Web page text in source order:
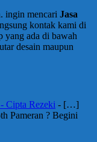
ingin mencari Jasa
kontak kami di
yang ada di bawah
desain maupun
Cipta Rezeki - […]
Pameran ? Begini